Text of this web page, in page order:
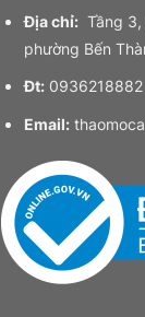
Địa chỉ:Tầng 3,
phường Bến
Đt:0936218882
Email: